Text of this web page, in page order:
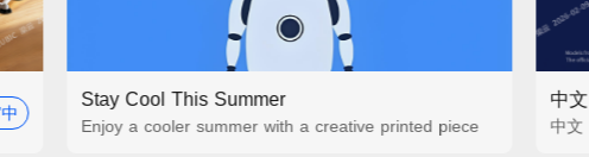
Stay Cool This Summer
Enjoy a cooler summer with a creative printed piece
中文
中文